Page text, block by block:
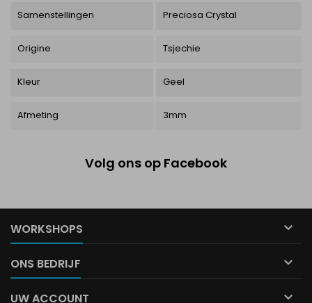
Samenstellingen Preciosa Crystal
Origine Tsjechie
Kleur Geel
Afmeting 3mm
Volg ons op Facebook
WORKSHOPS 
ONS BEDRIJF 
UW ACCOUNT 